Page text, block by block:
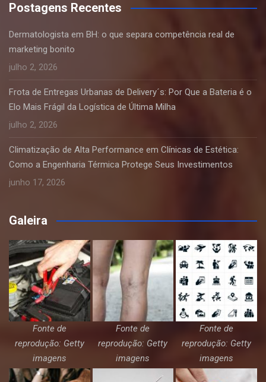
Postagens Recentes
Dermatologista em BH: o que separa competência real de
marketing bonito
julho 2, 2026
Frota de Entregas Urbanas de Delivery´s: Por Que a Bateria é o
Elo Mais Frágil da Logística de Última Milha
julho 2, 2026
Climatização de Alta Performance em Clínicas de Estética:
Como a Engenharia Térmica Protege Seus Investimentos
junho 17, 2026
Galeira
Fonte de
reprodução: Getty
imagens
Fonte de
reprodução: Getty
imagens
Fonte de
reprodução: Getty
imagens